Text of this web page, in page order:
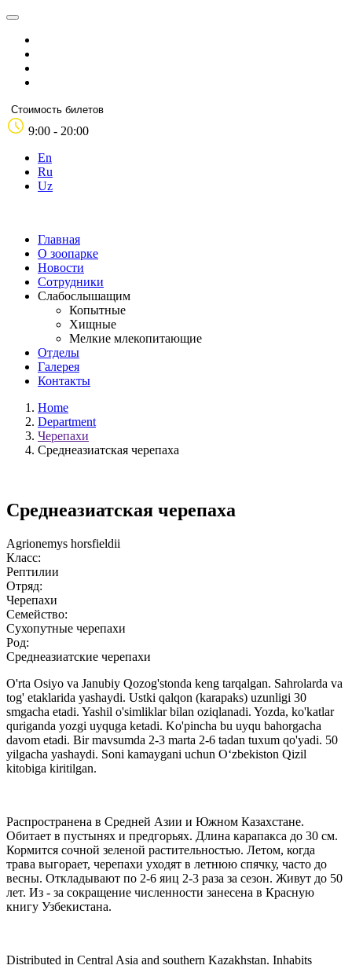
Стоимость билетов
9:00 - 20:00
En
Ru
Uz
Главная
О зоопарке
Новости
Сотрудники
Слабослышащим
Копытные
Хищные
Мелкие млекопитающие
Отделы
Галерея
Контакты
Home
Department
Черепахи
Среднеазиатская черепаха
Среднеазиатская черепаха
Agrionemys horsfieldii
Класс:
Рептилии
Отряд:
Черепахи
Семейство:
Сухопутные черепахи
Род:
Среднеазиатские черепахи
O'rta Osiyo va Janubiy Qozog'stonda keng tarqalgan. Sahrolarda va
tog' etaklarida yashaydi. Ustki qalqon (karapaks) uzunligi 30
smgacha etadi. Yashil o'simliklar bilan oziqlanadi. Yozda, ko'katlar
quriganda yozgi uyquga ketadi. Ko'pincha bu uyqu bahorgacha
davom etadi. Bir mavsumda 2-3 marta 2-6 tadan tuxum qo'yadi. 50
yilgacha yashaydi. Soni kamaygani uchun Oʻzbekiston Qizil
kitobiga kiritilgan.
Распространена в Средней Азии и Южном Казахстане.
Обитает в пустынях и предгорьях. Длина карапакса до 30 см.
Кормится сочной зеленой растительностью. Летом, когда
трава выгорает, черепахи уходят в летнюю спячку, часто до
весны. Откладывают по 2-6 яиц 2-3 раза за сезон. Живут до 50
лет. Из - за сокращение численности занесена в Красную
книгу Узбекистана.
Distributed in Central Asia and southern Kazakhstan. Inhabits